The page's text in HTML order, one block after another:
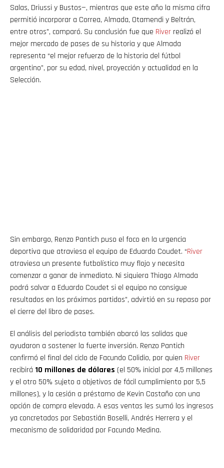
Salas, Driussi y Bustos—, mientras que este año la misma cifra
permitió incorporar a Correa, Almada, Otamendi y Beltrán,
entre otros”, comparó. Su conclusión fue que River realizó el
mejor mercado de pases de su historia y que Almada
representa “el mejor refuerzo de la historia del fútbol
argentino”, por su edad, nivel, proyección y actualidad en la
Selección.
Sin embargo, Renzo Pantich puso el foco en la urgencia
deportiva que atraviesa el equipo de Eduardo Coudet. “River
atraviesa un presente futbolístico muy flojo y necesita
comenzar a ganar de inmediato. Ni siquiera Thiago Almada
podrá salvar a Eduardo Coudet si el equipo no consigue
resultados en los próximos partidos”, advirtió en su repaso por
el cierre del libro de pases.
El análisis del periodista también abarcó las salidas que
ayudaron a sostener la fuerte inversión. Renzo Pantich
confirmó el final del ciclo de Facundo Colidio, por quien River
recibirá 10 millones de dólares (el 50% inicial por 4,5 millones
y el otro 50% sujeto a objetivos de fácil cumplimiento por 5,5
millones), y la cesión a préstamo de Kevin Castaño con una
opción de compra elevada. A esas ventas les sumó los ingresos
ya concretados por Sebastián Boselli, Andrés Herrera y el
mecanismo de solidaridad por Facundo Medina.